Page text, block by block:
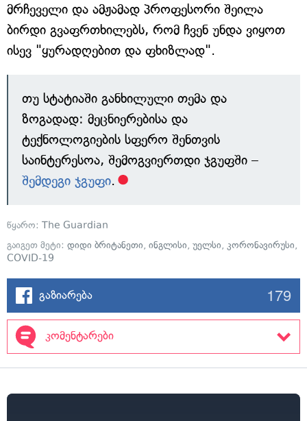
მრჩეველი და ამჟამად პროფესორი შეილა
ბირდი გვაფრთხილებს, რომ ჩვენ უნდა ვიყოთ
ისევ "ყურადღებით და ფხიზლად".
თუ სტატიაში განხილული თემა და
ზოგადად: მეცნიერებისა და
ტექნოლოგიების სფერო შენთვის
საინტერესოა, შემოგვიერთდი ჯგუფში –
შემდეგი ჯგუფი.
წყარო: The Guardian
გაიგეთ მეტი: დიდი ბრიტანეთი, ინგლისი, უელსი, კორონავირუსი,
COVID-19
გაზიარება 179
კომენტარები